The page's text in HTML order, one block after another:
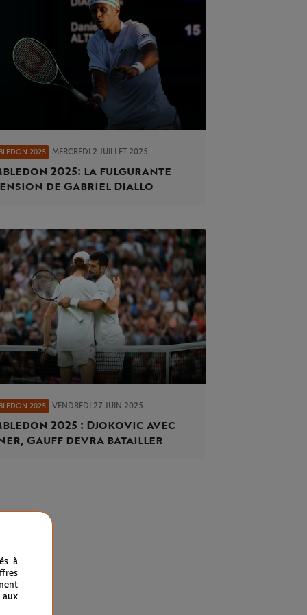
2025 MERCREDI 2 JUILLET 2025
2025 : la fulgurante
de Gabriel Diallo
2025 VENDREDI 27 JUIN 2025
2025 : Djokovic avec
Gauff devra batailler
à
aux